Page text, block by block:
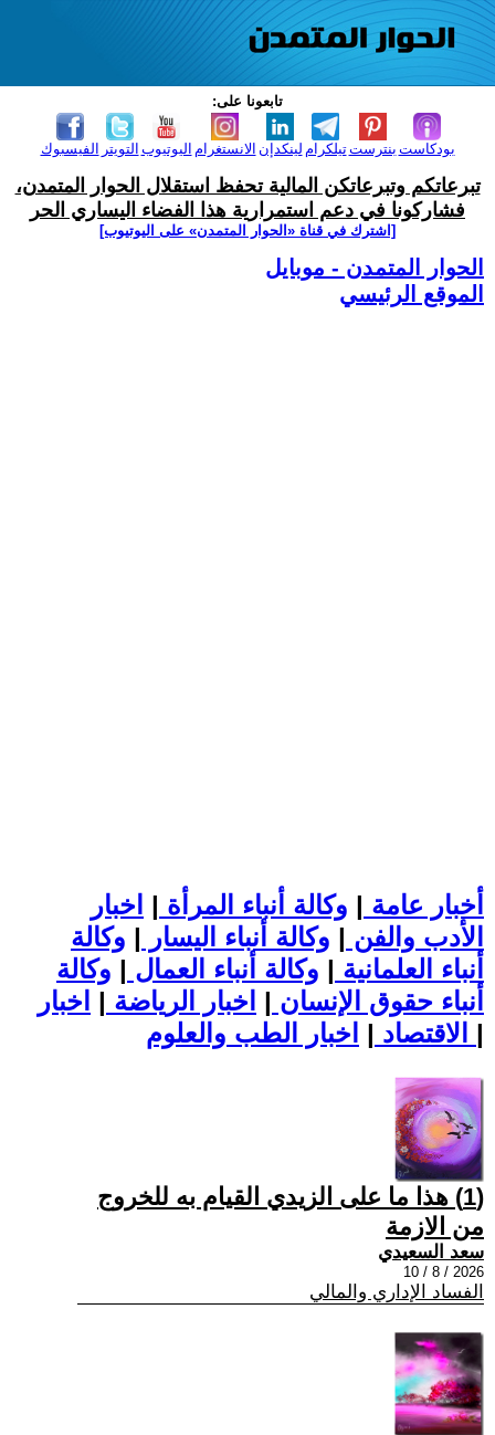
تابعونا على:
الفيسبوك التويتر اليوتيوب الانستغرام لينكدإن تيلكرامبنترست بودكاست
تبرعاتكم وتبرعاتكن المالية تحفظ استقلال الحوار المتمدن،
فشاركونا في دعم استمرارية هذا الفضاء اليساري الحر
[اشترك في قناة ‫«الحوار المتمدن» على اليوتيوب]
الحوار المتمدن - موبايل
الموقع الرئيسي
أخبار عامة | وكالة أنباء المرأة | اخبار
الأدب والفن | وكالة أنباء اليسار | وكالة
أنباء العلمانية | وكالة أنباء العمال | وكالة
أنباء حقوق الإنسان | اخبار الرياضة | اخبار
الاقتصاد | |
(1) هذا ما على الزيدي القيام به للخروج
من الازمة
سعد السعيدي
2026 / 8 / 10
الفساد الإداري والمالي